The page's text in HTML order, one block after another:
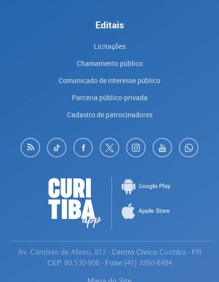
Editais
Licitações
Chamamento público
Comunicado de interesse público
Parceria público-privada
Cadastro de patrocinadores
Av. Cândido de Abreu, 817- Centro Cívico Curitiba- PR
CEP: 80.530-908- Fone:(41) 3350-8484